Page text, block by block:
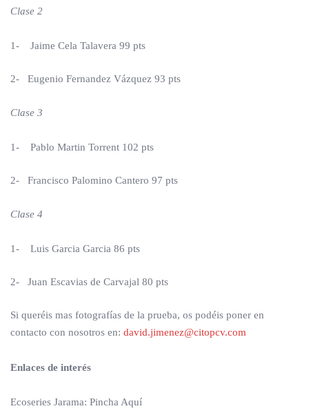
Clase 2
1- Jaime Cela Talavera 99 pts
2- Eugenio Fernandez Vázquez 93 pts
Clase 3
1- Pablo Martin Torrent 102 pts
2- Francisco Palomino Cantero 97 pts
Clase 4
1- Luis Garcia Garcia 86 pts
2- Juan Escavias de Carvajal 80 pts
Si queréis mas fotografías de la prueba, os podéis poner en
contacto con nosotros en: david.jimenez@citopcv.com
Enlaces de interés
Ecoseries Jarama: Pincha Aquí